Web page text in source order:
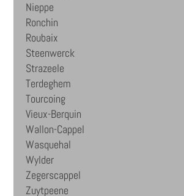
Nieppe
Ronchin
Roubaix
Steenwerck
Strazeele
Terdeghem
Tourcoing
Vieux-Berquin
Wallon-Cappel
Wasquehal
Wylder
Zegerscappel
Zuytpeene